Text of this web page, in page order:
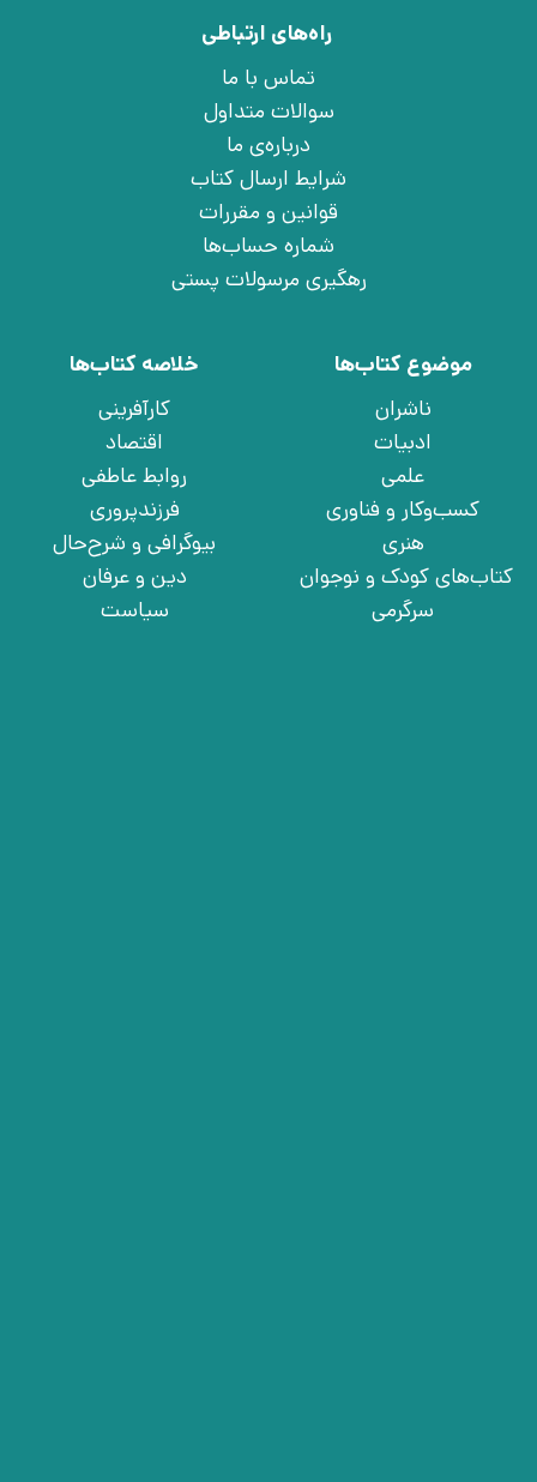
راه‌های ارتباطی
تماس با ما
سوالات متداول
درباره‌ی ما
شرایط ارسال کتاب
قوانین و مقررات
شماره حساب‌ها
رهگیری مرسولات پستی
موضوع کتاب‌ها
ناشران
ادبیات
علمی
کسب‌وکار و فناوری
هنری
کتاب‌های کودک و نوجوان
سرگرمی
خلاصه کتاب‌ها
کارآفرینی
اقتصاد
روابط عاطفی
فرزندپروری
بیوگرافی و شرح‌حال
دین و عرفان
سیاست